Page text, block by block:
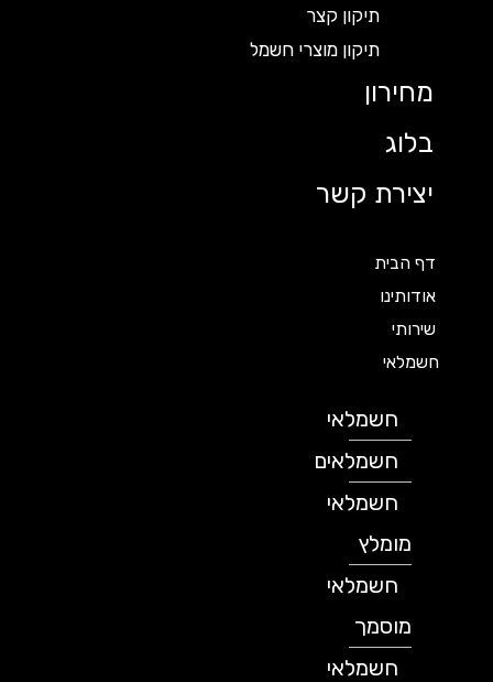
תיקון קצר
תיקון מוצרי חשמל
מחירון
בלוג
יצירת קשר
דף הבית
אודותינו
שירותי
חשמלאי
חשמלאי
חשמלאים
חשמלאי
מומלץ
חשמלאי
מוסמך
חשמלאי